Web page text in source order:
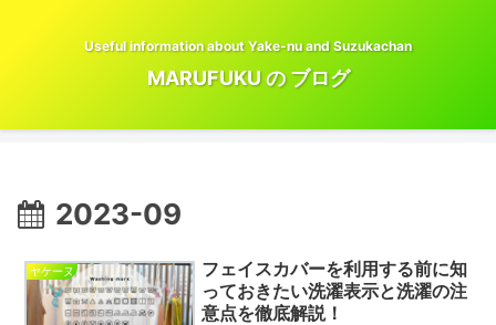
Useful information about Yake-nu and Suzukachan
MARUFUKU の ブログ
2023-09
ヤケーヌ
フェイスカバーを利用する前に知
っておきたい洗濯表示と洗濯の注
意点を徹底解説！